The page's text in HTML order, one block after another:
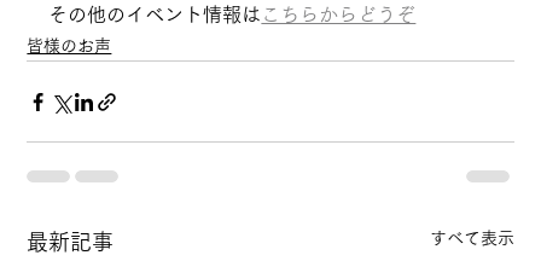
その他のイベント情報は こちらからどうぞ
皆様のお声
最新記事 すべて表示